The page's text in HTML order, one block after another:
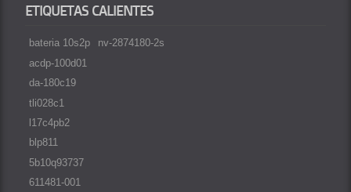
ETIQUETAS CALIENTES
bateria 10s2p
acdp-100d01
da-180c19
tli028c1
l17c4pb2
blp811
5b10q93737
611481-001
nv-2874180-2s